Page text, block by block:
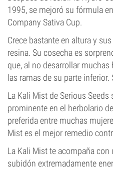
1995, se mejoró su fórmula
Company Sativa Cup.
Crece bastante en altura y
resina. Su cosecha es
que, al no desarrollar
las ramas de su parte
La Kali Mist de Serious
prominente en el herbolario
preferida entre muchas
Mist es el mejor remedio
La Kali Mist te acompaña
subidón extremadamente